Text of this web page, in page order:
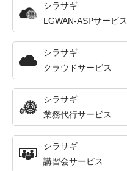
シラサギ
LGWAN-ASPサービス
シラサギ
クラウドサービス
シラサギ
業務代行サービス
シラサギ
講習会サービス